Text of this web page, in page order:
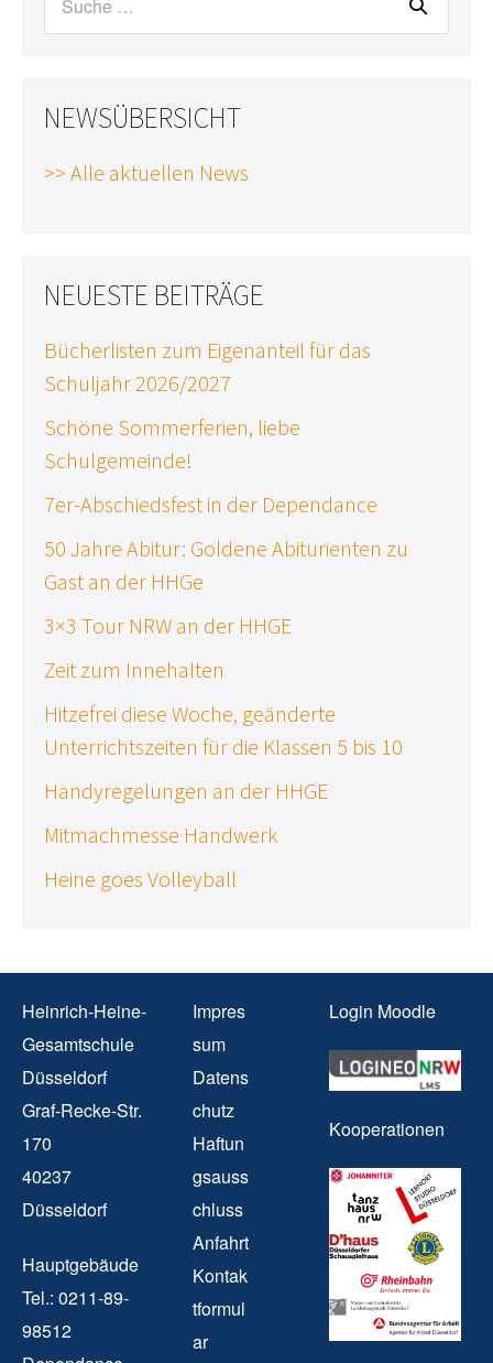
NEWSÜBERSICHT
>> Alle aktuellen News
NEUESTE BEITRÄGE
Bücherlisten zum Eigenanteil für das
Schuljahr 2026/2027
Schöne Sommerferien, liebe
Schulgemeinde!
7er-Abschiedsfest in der Dependance
50 Jahre Abitur: Goldene Abiturienten zu
Gast an der HHGe
3×3 Tour NRW an der HHGE
Zeit zum Innehalten
Hitzefrei diese Woche, geänderte
Unterrichtszeiten für die Klassen 5 bis 10
Handyregelungen an der HHGE
Mitmachmesse Handwerk
Heine goes Volleyball
Heinrich-Heine-
Gesamtschule
Düsseldorf
Graf-Recke-Str.
170
40237
Düsseldorf
Hauptgebäude
Tel.: 0211-89-
98512
Impres
sum
Datens
chutz
Haftun
gsauss
chluss
Anfahrt
Kontak
tformul
ar
Login Moodle
Kooperationen